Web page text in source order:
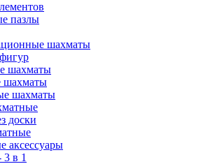
пазлы
шахматы
шахматы
шахматы
шахматы
доски
аксессуары
в 1